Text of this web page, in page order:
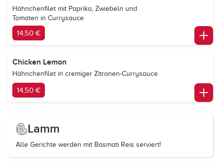
Hähnchenfilet mit Paprika, Zwiebeln und
Tomaten in Currysauce
14,50 €
Chicken Lemon
Hähnchenfilet in cremiger Zitronen-Currysauce
14,50 €
Lamm
Alle Gerichte werden mit Basmati Reis serviert!